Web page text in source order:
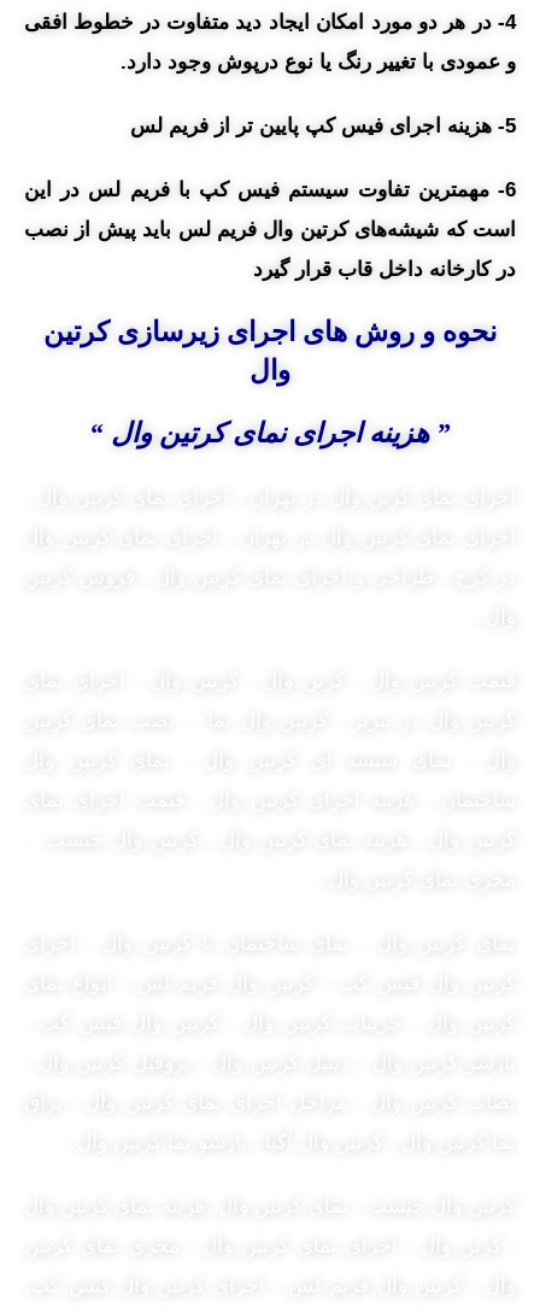
4- در هر دو مورد امکان ایجاد دید متفاوت در خطوط افقی
و عمودی با تغییر رنگ یا نوع درپوش وجود دارد.
5- هزینه اجرای فیس کپ پایین تر از فریم لس
6- مهمترین تفاوت سیستم فیس کپ با فریم لس در این
است که شیشه‌های کرتین وال فریم لس باید پیش از نصب
در کارخانه داخل قاب قرار گیرد
نحوه و روش های اجرای زیرسازی کرتین
وال
” هزینه اجرای نمای کرتین وال “